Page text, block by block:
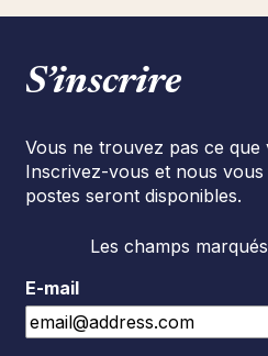
S’inscrire
Vous ne trouvez pas ce
Inscrivez-vous et nous
postes seront disponibles.
Les champs
E-mail